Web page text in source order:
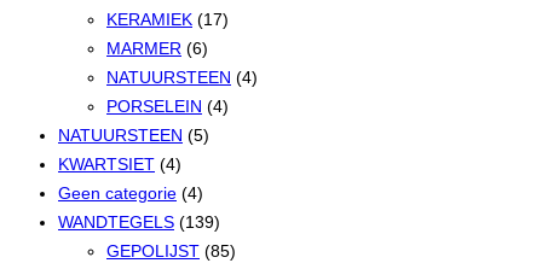
KERAMIEK (17)
MARMER (6)
NATUURSTEEN (4)
PORSELEIN (4)
NATUURSTEEN (5)
KWARTSIET (4)
Geen categorie (4)
WANDTEGELS (139)
GEPOLIJST (85)